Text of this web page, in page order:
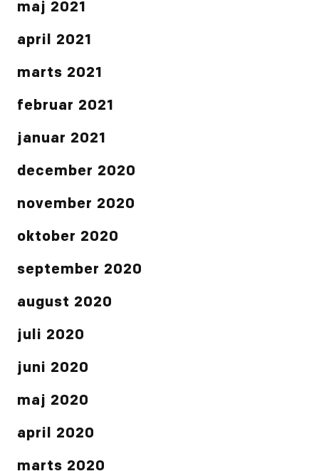
maj 2021
april 2021
marts 2021
februar 2021
januar 2021
december 2020
november 2020
oktober 2020
september 2020
august 2020
juli 2020
juni 2020
maj 2020
april 2020
marts 2020